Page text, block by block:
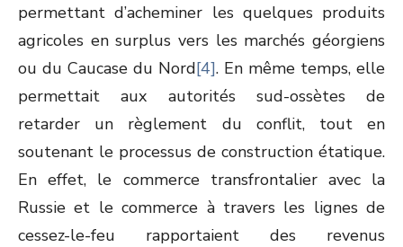
permettant d’acheminer les quelques produits
agricoles en surplus vers les marchés géorgiens
ou du Caucase du Nord[4]. En même temps, elle
permettait aux autorités sud-ossètes de
retarder un règlement du conflit, tout en
soutenant le processus de construction étatique.
En effet, le commerce transfrontalier avec la
Russie et le commerce à travers les lignes de
cessez-le-feu rapportaient des revenus